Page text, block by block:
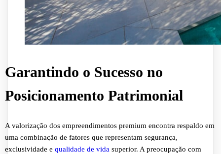
Garantindo o Sucesso no
Posicionamento Patrimonial
A valorização dos empreendimentos premium encontra respaldo em
uma combinação de fatores que representam segurança,
exclusividade e qualidade de vida superior. A preocupação com